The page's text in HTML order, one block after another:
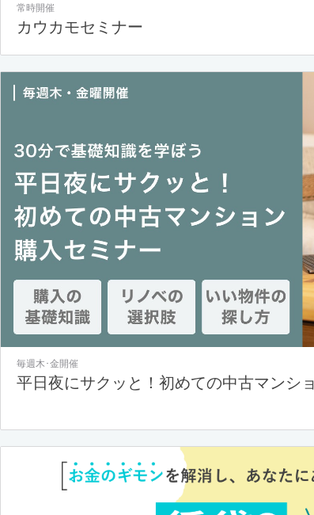
常時開催
カウカモセミナー
毎週木･金開催
平日夜にサクッと！初めての中古マンシ